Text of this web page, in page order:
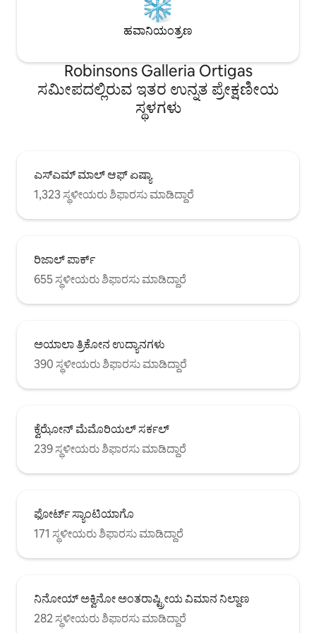
ಹವಾನಿಯಂತ್ರಣ
Robinsons Galleria Ortigas
ಸಮೀಪದಲ್ಲಿರುವ ಇತರ ಉನ್ನತ ಪ್ರೇಕ್ಷಣೀಯ
ಸ್ಥಳಗಳು
ಎಸ್‌ಎಮ್ ಮಾಲ್ ಆಫ್ ಏಷ್ಯಾ
1,323 ಸ್ಥಳೀಯರು ಶಿಫಾರಸು ಮಾಡಿದ್ದಾರೆ
ರಿಜಾಲ್ ಪಾರ್ಕ್
655 ಸ್ಥಳೀಯರು ಶಿಫಾರಸು ಮಾಡಿದ್ದಾರೆ
ಅಯಾಲಾ ತ್ರಿಕೋನ ಉದ್ಯಾನಗಳು
390 ಸ್ಥಳೀಯರು ಶಿಫಾರಸು ಮಾಡಿದ್ದಾರೆ
ಕ್ವೆಝೋನ್ ಮೆಮೊರಿಯಲ್ ಸರ್ಕಲ್
239 ಸ್ಥಳೀಯರು ಶಿಫಾರಸು ಮಾಡಿದ್ದಾರೆ
ಫೋರ್ಟ್ ಸ್ಯಾಂಟಿಯಾಗೊ
171 ಸ್ಥಳೀಯರು ಶಿಫಾರಸು ಮಾಡಿದ್ದಾರೆ
ನಿನೋಯ್ ಅಕ್ವಿನೋ ಅಂತರಾಷ್ಟ್ರೀಯ ವಿಮಾನ ನಿಲ್ದಾಣ
282 ಸ್ಥಳೀಯರು ಶಿಫಾರಸು ಮಾಡಿದ್ದಾರೆ